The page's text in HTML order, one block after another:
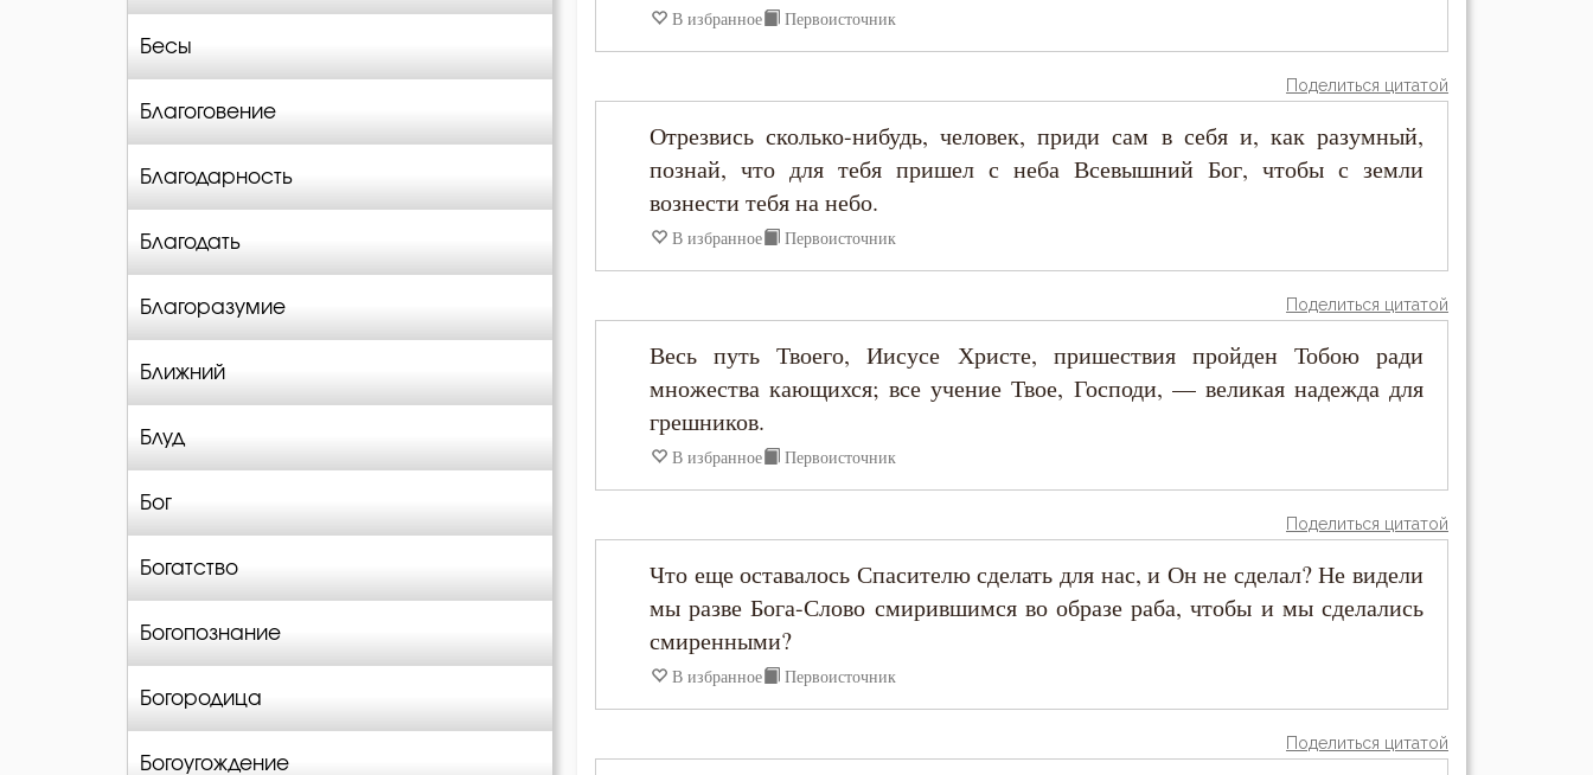
Бесы
Благоговение
Благодарность
Благодать
Благоразумие
Ближний
Блуд
Бог
Богатство
Богопознание
Богородица
Богоугождение
Анастасий Синаит
Антоний Великий
Антоний Оптинский (Путилов)
Афанасий (Сахаров)
Афанасий Великий
Варсонофий Оптинский (Плиханков)
Григорий Великий (Двоеслов)
В избранное Первоисточник
Поделиться цитатой
Отрезвись сколько-нибудь, человек, приди сам в себя и, как разумный,
познай, что для тебя пришел с неба Всевышний Бог, чтобы с земли
вознести тебя на небо.
В избранное Первоисточник
Поделиться цитатой
Весь путь Твоего, Иисусе Христе, пришествия пройден Тобою ради
множества кающихся; все учение Твое, Господи, — великая надежда для
грешников.
В избранное Первоисточник
Поделиться цитатой
Что еще оставалось Спасителю сделать для нас, и Он не сделал? Не видели
мы разве Бога-Слово смирившимся во образе раба, чтобы и мы сделались
смиренными?
В избранное Первоисточник
Поделиться цитатой